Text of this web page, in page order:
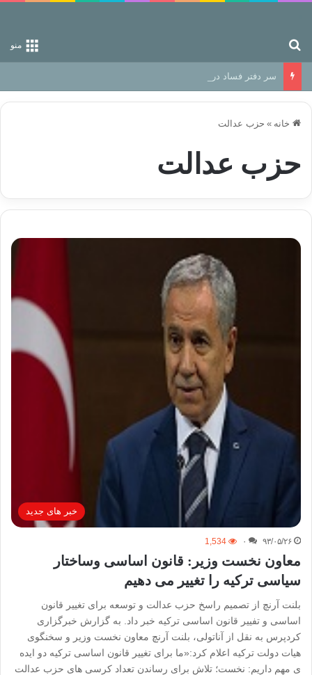
منو
سر دفتر فساد در زمین‌، دوری وکناره‌گیری از راه خداست‌!
خانه » حزب عدالت
حزب عدالت
خبر های جدید
۹۳/۰۵/۲۶ ۰ 1,534
معاون نخست وزیر: قانون اساسی وساختار
سیاسی ترکیه را تغییر می دهیم
بلنت آرنچ از تصمیم راسخ حزب عدالت و توسعه برای تغییر قانون
اساسی و تفییر قانون اساسی ترکیه خبر داد. به گزارش خبرگزاری
کردپرس به نقل از آناتولی، بلنت آرنچ معاون نخست وزیر و سخنگوی
هیات دولت ترکیه اعلام کرد:«ما برای تغییر قانون اساسی ترکیه دو ایده
ی مهم داریم: نخست؛ تلاش برای رساندن تعداد کرسی های حزب عدالت